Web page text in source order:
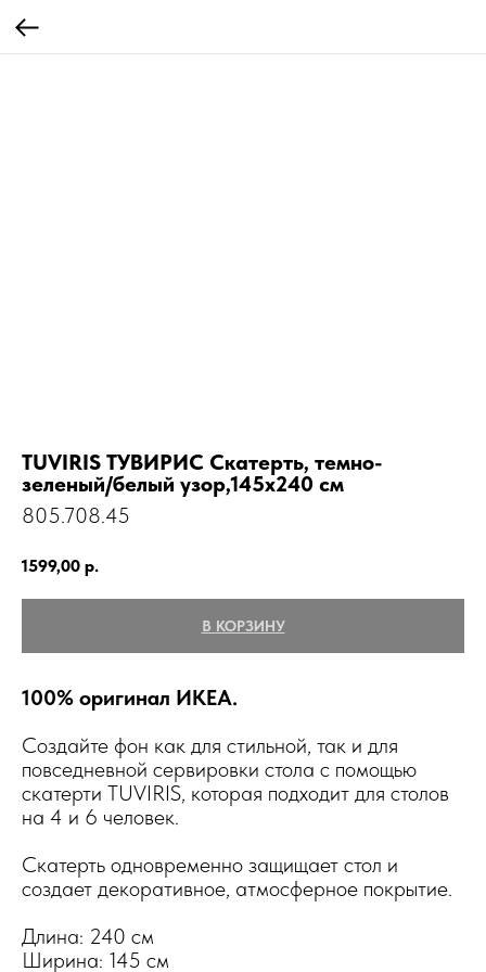
TUVIRIS ТУВИРИС Скатерть, темно-
зеленый/белый узор,145х240 см
805.708.45
1599,00 р.
В КОРЗИНУ
100% оригинал ИКЕА.
Создайте фон как для стильной, так и для
повседневной сервировки стола с помощью
скатерти TUVIRIS, которая подходит для столов
на 4 и 6 человек.
Скатерть одновременно защищает стол и
создает декоративное, атмосферное покрытие.
Длина: 240 см
Ширина: 145 см